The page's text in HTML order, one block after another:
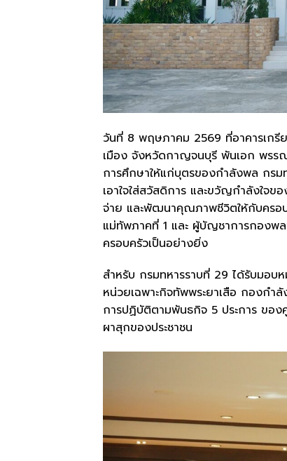
วันที่ 8 พฤษภาคม 2569 ที่อาคารเกรี
เมือง จังหวัดกาญจนบุรี พันเอก พรร
การศึกษาให้แก่บุตรของกำลังพล กรม
เอาใจใส่สวัสดิการ และขวัญกำลังใจข
จ่าย และพัฒนาคุณภาพชีวิตให้กับครอ
แม่ทัพภาคที่ 1 และ ผู้บัญชาการกองพล
ครอบครัวเป็นอย่างยิ่ง
สำหรับ กรมทหารราบที่ 29 ได้รับมอบ
หน่วยเฉพาะกิจทัพพระยาเสือ กองกำ
การปฏิบัติตามพันธกิจ 5 ประการ ขอ
ผาสุกของประชาชน